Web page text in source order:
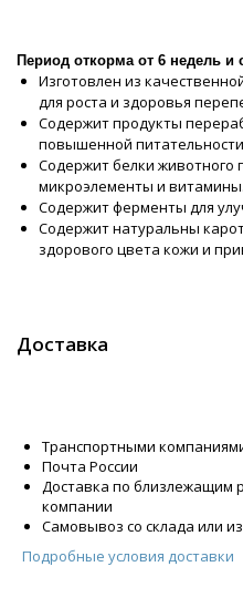
Период откорма от 6 недель и
Изготовлен из
для роста и здоровья
Содержит продукты
повышенной
Содержит белки животного
микроэлементы и витамины.
Содержит ферменты для
Содержит натуральны
здорового цвета кожи и
Доставка
Транспортными
Почта России
Доставка по близлежащим
компании
Самовывоз со склада или
Подробные условия доставки